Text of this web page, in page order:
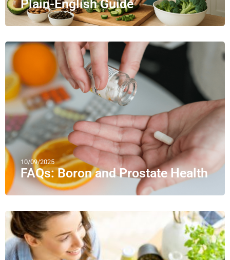
Plain-English Guide
10/09/2025
FAQs: Boron and Prostate Health